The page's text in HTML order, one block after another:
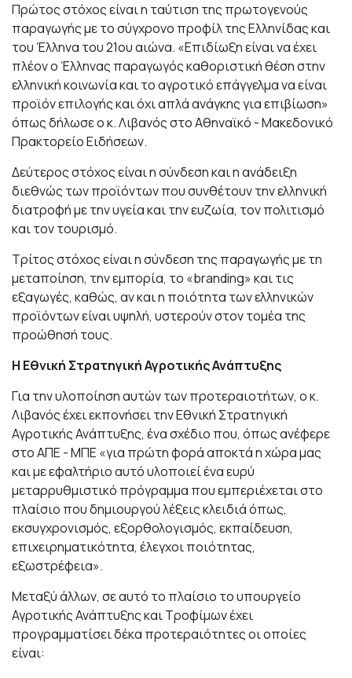
Πρώτος στόχος είναι η ταύτιση της πρωτογενούς
παραγωγής με το σύγχρονο προφίλ της Ελληνίδας και
του Έλληνα του 21ου αιώνα. «Επιδίωξη είναι να έχει
πλέον ο Έλληνας παραγωγός καθοριστική θέση στην
ελληνική κοινωνία και το αγροτικό επάγγελμα να είναι
προϊόν επιλογής και όχι απλά ανάγκης για επιβίωση»
όπως δήλωσε ο κ. Λιβανός στο Αθηναϊκό - Μακεδονικό
Πρακτορείο Ειδήσεων.
Δεύτερος στόχος είναι η σύνδεση και η ανάδειξη
διεθνώς των προϊόντων που συνθέτουν την ελληνική
διατροφή με την υγεία και την ευζωία, τον πολιτισμό
και τον τουρισμό.
Τρίτος στόχος είναι η σύνδεση της παραγωγής με τη
μεταποίηση, την εμπορία, το «branding» και τις
εξαγωγές, καθώς, αν και η ποιότητα των ελληνικών
προϊόντων είναι υψηλή, υστερούν στον τομέα της
προώθησή τους.
Η Εθνική Στρατηγική Αγροτικής Ανάπτυξης
Για την υλοποίηση αυτών των προτεραιοτήτων, ο κ.
Λιβανός έχει εκπονήσει την Εθνική Στρατηγική
Αγροτικής Ανάπτυξης, ένα σχέδιο που, όπως ανέφερε
στο ΑΠΕ - ΜΠΕ «για πρώτη φορά αποκτά η χώρα μας
και με εφαλτήριο αυτό υλοποιεί ένα ευρύ
μεταρρυθμιστικό πρόγραμμα που εμπεριέχεται στο
πλαίσιο που δημιουργού λέξεις κλειδιά όπως,
εκσυγχρονισμός, εξορθολογισμός, εκπαίδευση,
επιχειρηματικότητα, έλεγχοι ποιότητας,
εξωστρέφεια».
Μεταξύ άλλων, σε αυτό το πλαίσιο το υπουργείο
Αγροτικής Ανάπτυξης και Τροφίμων έχει
προγραμματίσει δέκα προτεραιότητες οι οποίες
είναι: